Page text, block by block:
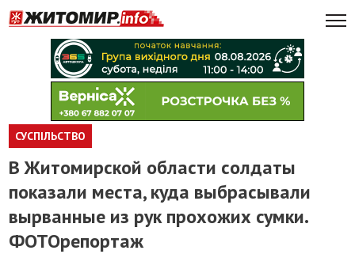
СУСПІЛЬСТВО
В Житомирской области солдаты
показали места, куда выбрасывали
вырванные из рук прохожих сумки.
ФОТОрепортаж